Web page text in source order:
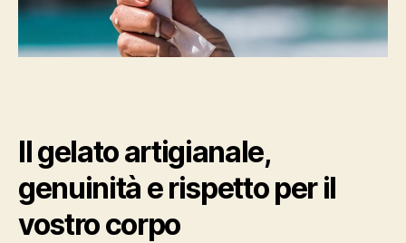
Il gelato artigianale,
genuinità e rispetto per il
vostro corpo